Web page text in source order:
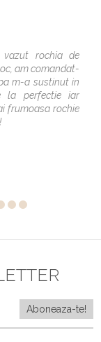
vazut rochia de
am comandat-
m-a sustinut in
la perfectie iar
frumoasa rochie